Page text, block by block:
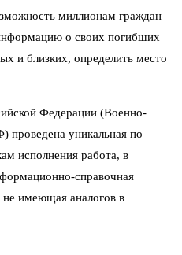
миллионам граждан
о своих погибших
и близких, определить место
Федерации (Военно-
уникальная по
исполнения работа, в
справочная
не имеющая аналогов в